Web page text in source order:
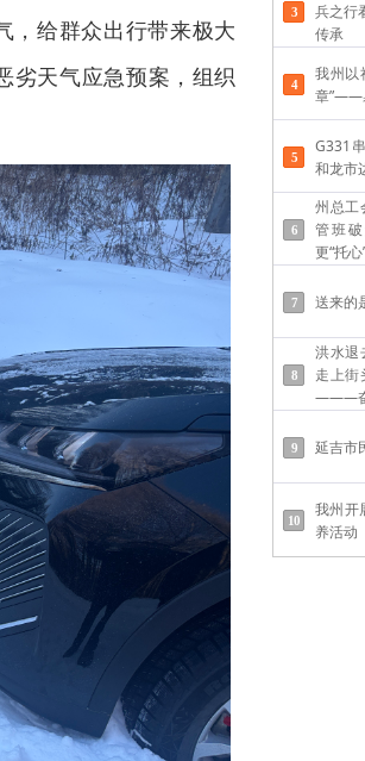
，给群众出行带来极大
劣天气应急预案，组织
兵之行
传承
我州以
章”——
G331
和龙市
州总工
管班
更“托心
送来的
洪水退
走上街
———奋
延吉市
我州开
养活动